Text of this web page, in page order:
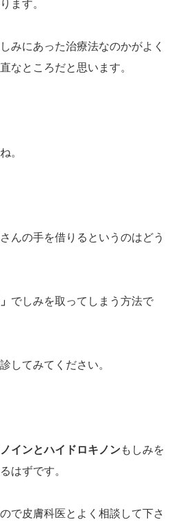
ます。
みにあった治療法なのかがよく
なところだと思います。
。
んの手を借りるというのはどう
でしみを取ってしまう方法で
してみてください。
ノインとハイドロキノンもしみを
はずです。
で皮膚科医とよく相談して下さ